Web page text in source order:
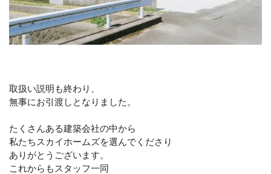
取扱い説明も終わり、
無事にお引渡しとなりました。
たくさんある建築会社の中から
私たちスカイホームズを選んでくださり
ありがとうございます。
これからもスタッフ一同